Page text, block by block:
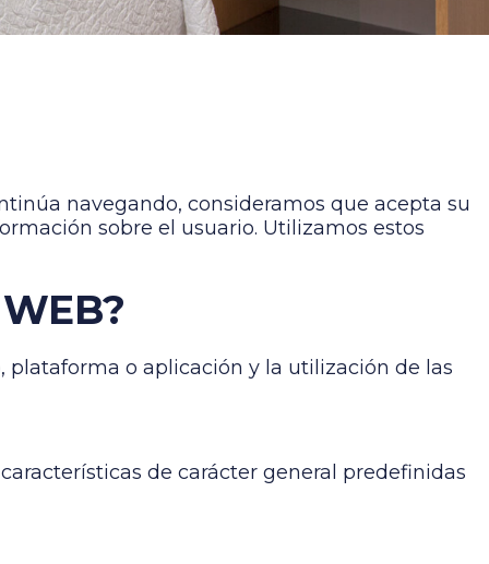
navegando, consideramos que acepta su
sobre el usuario. Utilizamos estos
plataforma o aplicación y la utilización de las
de carácter general predefinidas